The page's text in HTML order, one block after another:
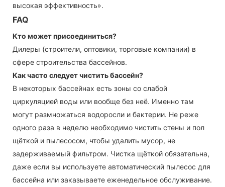
высокая эффективность».
FAQ
Кто может присоединиться?
Дилеры (строители, оптовики, торговые компании) в
сфере строительства бассейнов.
Как часто следует чистить бассейн?
В некоторых бассейнах есть зоны со слабой
циркуляцией воды или вообще без неё. Именно там
могут размножаться водоросли и бактерии. Не реже
одного раза в неделю необходимо чистить стены и пол
щёткой и пылесосом, чтобы удалить мусор, не
задерживаемый фильтром. Чистка щёткой обязательна,
даже если вы используете автоматический пылесос для
бассейна или заказываете еженедельное обслуживание.